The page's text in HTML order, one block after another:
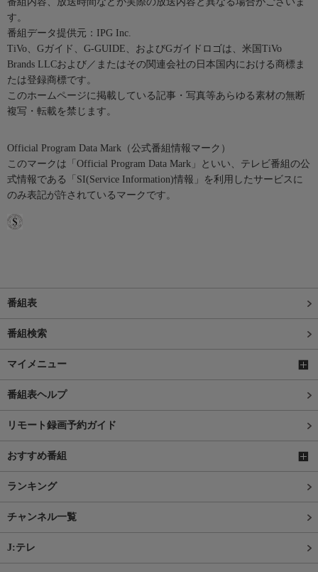
す。
番組データ提供元：IPG Inc.
TiVo、Gガイド、G-GUIDE、およびGガイドロゴは、米国TiVo
Brands LLCおよび／またはその関連会社の日本国内における商標ま
たは登録商標です。
このホームページに掲載している記事・写真等あらゆる素材の無断
複写・転載を禁じます。
Official Program Data Mark（公式番組情報マーク）
このマークは「Official Program Data Mark」といい、テレビ番組の公
式情報である「SI(Service Information)情報」を利用したサービスに
のみ表記が許されているマークです。
番組表
番組検索
マイメニュー
番組表ヘルプ
リモート録画予約ガイド
おすすめ番組
ランキング
チャンネル一覧
J:テレ